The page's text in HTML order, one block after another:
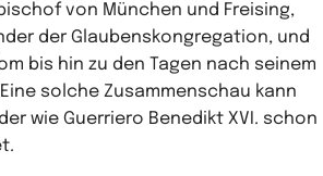
von München und Freising,
der Glaubenskongregation, und
bis hin zu den Tagen nach seinem
solche Zusammenschau kann
wie Guerriero Benedikt XVI. schon